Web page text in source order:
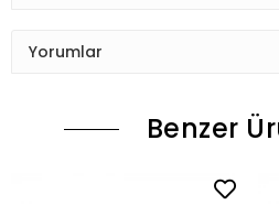
Yorumlar
Benzer